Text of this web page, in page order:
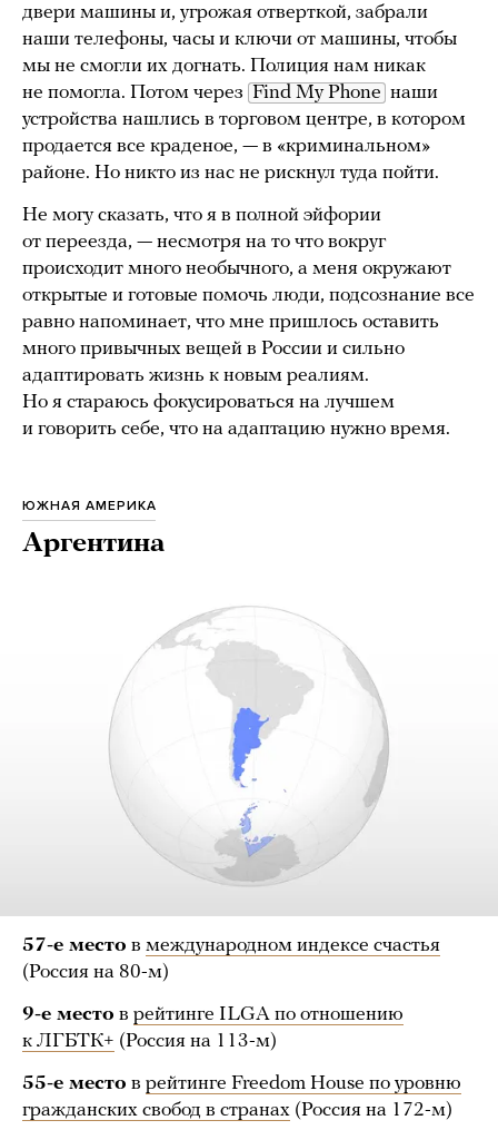
двери машины и, угрожая отверткой, забрали
наши телефоны, часы и ключи от машины, чтобы
мы не смогли их догнать. Полиция нам никак
не помогла. Потом через Find My Phone наши
устройства нашлись в торговом центре, в котором
продается все краденое, — в «криминальном»
районе. Но никто из нас не рискнул туда пойти.
Не могу сказать, что я в полной эйфории
от переезда, — несмотря на то что вокруг
происходит много необычного, а меня окружают
открытые и готовые помочь люди, подсознание все
равно напоминает, что мне пришлось оставить
много привычных вещей в России и сильно
адаптировать жизнь к новым реалиям.
Но я стараюсь фокусироваться на лучшем
и говорить себе, что на адаптацию нужно время.
ЮЖНАЯ АМЕРИКА
Аргентина
57-е место в международном индексе счастья
(Россия на 80-м)
9-е место в рейтинге ILGA по отношению
к ЛГБТК+ (Россия на 113-м)
55-е место в рейтинге Freedom House по уровню
гражданских свобод в странах (Россия на 172-м)